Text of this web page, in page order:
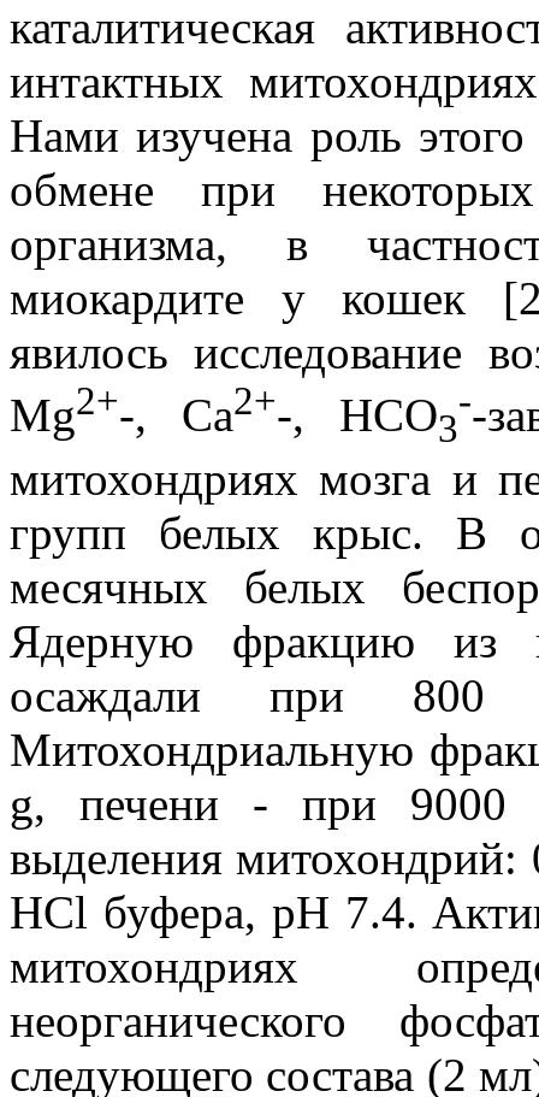
каталитическая
интактных
Нами изучена роль
обмене при некоторых
организма, в
миокардите у кошек
явилось исследование
Mg2+-, Ca2+-, HCO3
--
митохондриях мозга и
групп белых крыс. В
месячных белых
Ядерную фракцию из
осаждали при
Митохондриальную
g, печени - при 9000
выделения
HCl буфера, pH 7.4.
митохондриях
неорганического
следующего состава (2